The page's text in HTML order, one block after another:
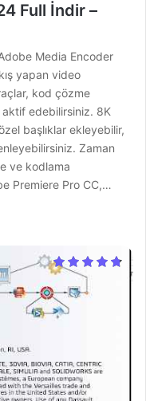
Full İndir –
Media Encoder
yapan video
kod çözme
aktif edebilirsiniz. 8K
başlıklar ekleyebilir,
Zaman
ve kodlama
Premiere Pro CC,…